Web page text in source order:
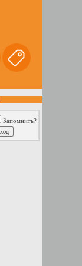
Запомнить?